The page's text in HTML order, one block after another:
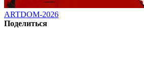
ARTDOM-2026
Поделиться